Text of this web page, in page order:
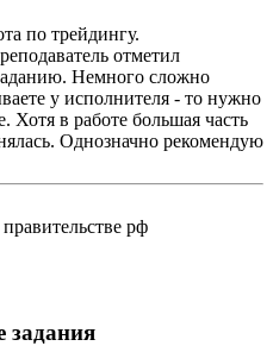
по трейдингу.
отметил
Немного сложно
у исполнителя - то нужно
Хотя в работе большая часть
Однозначно рекомендую
рф
задания